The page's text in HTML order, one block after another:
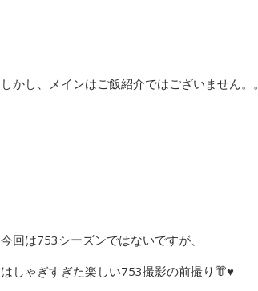
しかし、メインはご飯紹介ではございません。。
今回は753シーズンではないですが、
はしゃぎすぎた楽しい753撮影の前撮り👘♥